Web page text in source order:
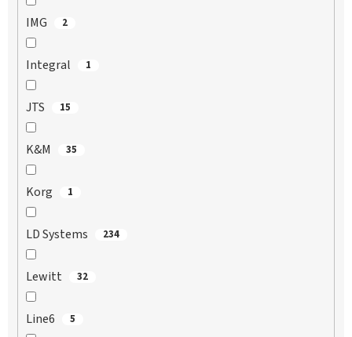
IMG 2
Integral 1
JTS 15
K&M 35
Korg 1
LD Systems 234
Lewitt 32
Line6 5